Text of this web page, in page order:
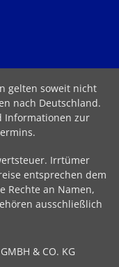
gelten soweit nicht
nach Deutschland.
Informationen zur
.
Irrtümer
entsprechen dem
Rechte an Namen,
ausschließlich
& CO. KG